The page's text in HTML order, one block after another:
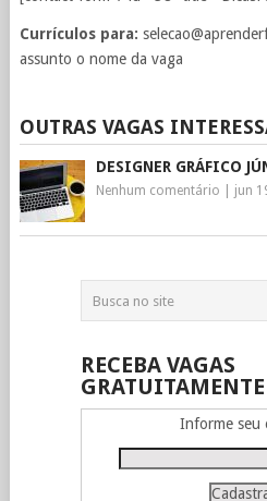
Currículos para:
assunto o nome da vaga
OUTRAS VAGAS
DESIGNER GRÁFICO
Nenhum comentário jun
RECEBA VAGAS
GRATUITAMENTE
Informe seu